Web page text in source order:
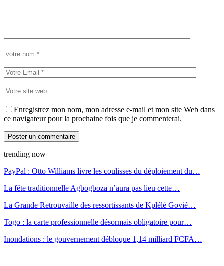
Enregistrez mon nom, mon adresse e-mail et mon site Web dans
ce navigateur pour la prochaine fois que je commenterai.
trending now
PayPal : Otto Williams livre les coulisses du déploiement du…
La fête traditionnelle Agbogboza n’aura pas lieu cette…
La Grande Retrouvaille des ressortissants de Kplélé Govié…
Togo : la carte professionnelle désormais obligatoire pour…
Inondations : le gouvernement débloque 1,14 milliard FCFA…